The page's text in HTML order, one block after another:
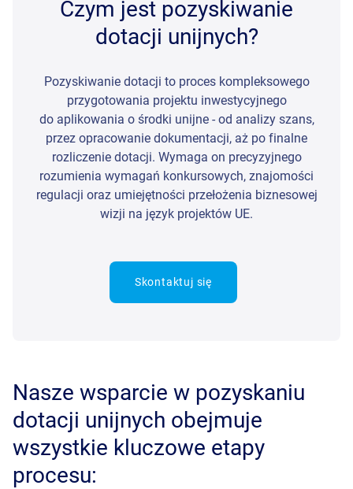
Czym jest pozyskiwanie
dotacji unijnych?
Pozyskiwanie dotacji to proces kompleksowego
przygotowania projektu inwestycyjnego
do aplikowania o środki unijne - od analizy szans,
przez opracowanie dokumentacji, aż po finalne
rozliczenie dotacji. Wymaga on precyzyjnego
rozumienia wymagań konkursowych, znajomości
regulacji oraz umiejętności przełożenia biznesowej
wizji na język projektów UE.
Skontaktuj się
Nasze wsparcie w pozyskaniu
dotacji unijnych obejmuje
wszystkie kluczowe etapy
procesu: